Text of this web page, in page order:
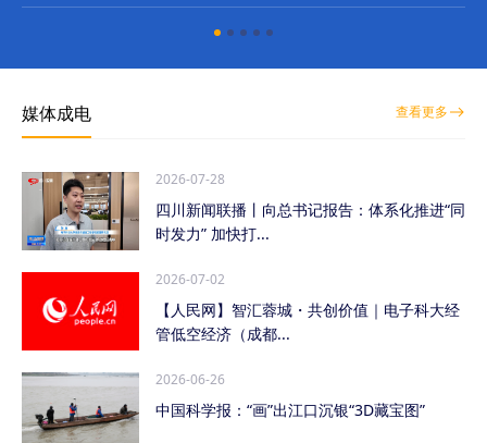
媒体成电 查看更多
2026-07-28
四川新闻联播丨向总书记报告：体系化推进“同
时发力” 加快打...
2026-07-02
【人民网】智汇蓉城・共创价值｜电子科大经
管低空经济（成都...
2026-06-26
中国科学报：“画”出江口沉银“3D藏宝图”